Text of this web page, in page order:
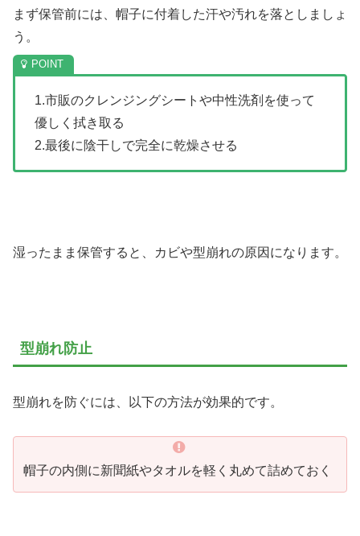
まず保管前には、帽子に付着した汗や汚れを落としましょ
う。
1.市販のクレンジングシートや中性洗剤を使って
優しく拭き取る
2.最後に陰干しで完全に乾燥させる
湿ったまま保管すると、カビや型崩れの原因になります。
型崩れ防止
型崩れを防ぐには、以下の方法が効果的です。
帽子の内側に新聞紙やタオルを軽く丸めて詰めておく